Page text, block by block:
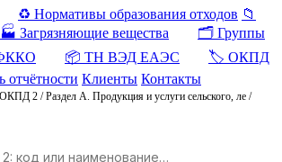
♻️ Нормативы образования отходов 📁
🏭 Загрязняющие вещества
🗂️ Группы
📦 ТН ВЭД ЕАЭС
🏷️ ОКПД
отчётности Клиенты Контакты
ОКПД 2 /Раздел A. Продукция и услуги сельского, ле /